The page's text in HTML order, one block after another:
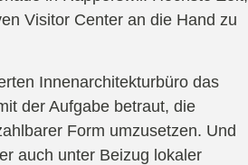
Visitor Center an die Hand zu
Innenarchitekturbüro das
der Aufgabe betraut, die
Form umzusetzen. Und
auch unter Beizug lokaler